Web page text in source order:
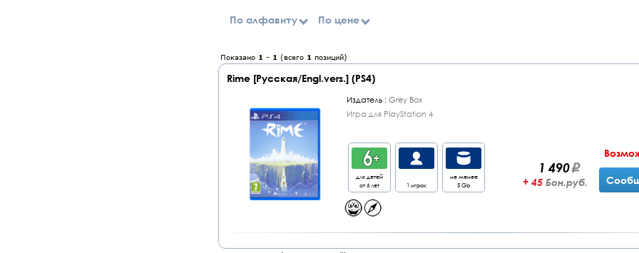
По алфавиту По цене
Показано 1 - 1 (всего 1 позиций)
Rime [Русская/Engl.vers.] (PS4)
Издатель :Grey Box
Игра для PlayStation 4
для детей
от 6 лет
1 игрок
не менее
5 Gb
1 490
+ 45 Бон.руб.